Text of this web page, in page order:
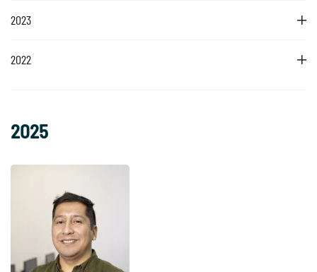
2023
2022
2025